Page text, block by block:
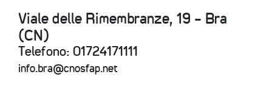
Viale delle Rimembranze, 19 - Bra
(CN)
Telefono: 01724171111
info.bra@cnosfap.net